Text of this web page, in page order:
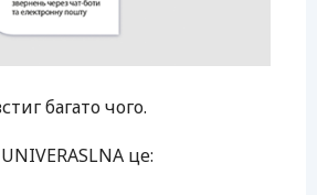
багато чого.
це: